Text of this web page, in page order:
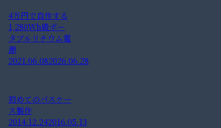
4万円で自作する
1,280Wh級ポー
タブルリチウム電
源
2021.06.082026.06.28
初めてのパスケー
ス製作
2014.12.242016.05.13